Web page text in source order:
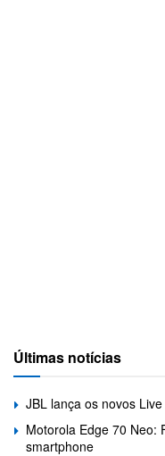
Últimas notícias
JBL lança os novos
Motorola Edge 70 Neo:
smartphone